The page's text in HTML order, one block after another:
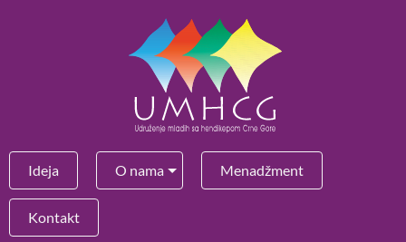
Ideja O nama Menadžment
Kontakt